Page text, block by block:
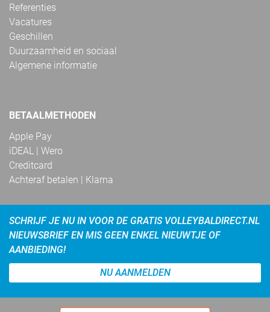
Referenties
Vacatures
Geschillen
Duurzaamheid en sociaal
Algemene informatie
BETAALMETHODEN
Apple Pay
iDEAL | Wero
Creditcard
Achteraf betalen | Klarna
SCHRIJF JE NU IN VOOR DE GRATIS VOLLEYBALDIRECT.NL
NIEUWSBRIEF EN MIS GEEN ENKEL NIEUWTJE OF
AANBIEDING!
NU AANMELDEN